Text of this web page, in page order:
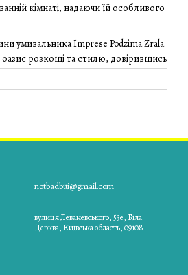
кімнаті, надаючи їй особливого
умивальника Imprese Podzima Zrala
оазис розкоші та стилю, довірившись
notbadbui@gmail.com
вулиця Леваневського, 53е, Біла
Церква, Київська область, 09108